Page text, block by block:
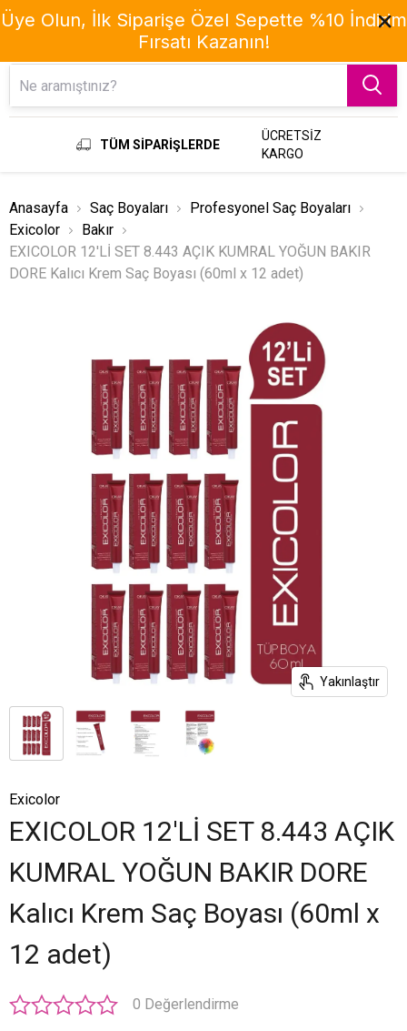
TÜM SİPARİŞLERDE
ÜCRETSİZ
KARGO
Anasayfa Saç Boyaları
Profesyonel Saç Boyaları
Exicolor
Bakır
EXICOLOR 12'Lİ SET 8.443 AÇIK KUMRAL YOĞUN BAKIR
DORE Kalıcı Krem Saç Boyası (60ml x 12 adet)
Yakınlaştır
Exicolor
EXICOLOR 12'Lİ SET 8.443 AÇIK
KUMRAL YOĞUN BAKIR DORE
Kalıcı Krem Saç Boyası (60ml x
12 adet)
0 Değerlendirme
Üye Olun, İlk Siparişe Özel Sepette %10 İndirim
Fırsatı Kazanın!